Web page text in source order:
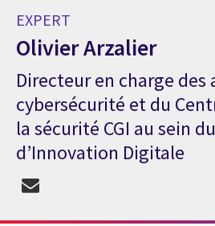
EXPERT
Olivier Arzalier
Expert Olivier Arzalier
Directeur en charge des
cybersécurité et du
la sécurité CGI au sein
d’Innovation Digitale